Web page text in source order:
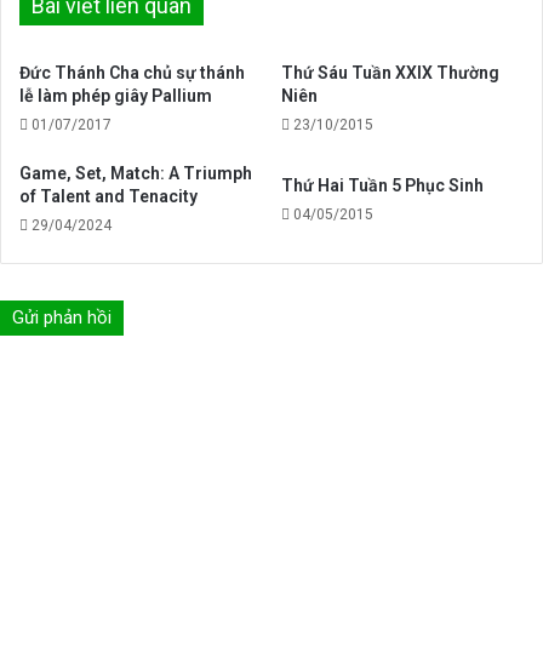
Bài viết liên quan
Đức Thánh Cha chủ sự thánh
lễ làm phép giây Pallium
01/07/2017
Thứ Sáu Tuần XXIX Thường
Niên
23/10/2015
Game, Set, Match: A Triumph
of Talent and Tenacity
29/04/2024
Thứ Hai Tuần 5 Phục Sinh
04/05/2015
Gửi phản hồi